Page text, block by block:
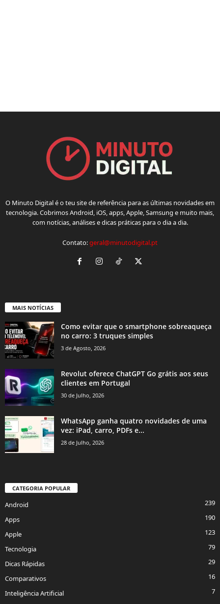
O Minuto Digital é o teu site de referência para as últimas novidades em
tecnologia. Cobrimos Android, iOS, apps, Apple, Samsung e muito mais,
com notícias, análises e dicas práticas para o dia a dia.
Contato:geral@minutodigital.pt
MAIS NOTÍCIAS
Como evitar que o smartphone sobreaqueça
no carro: 3 truques simples
3 de Agosto, 2026
Revolut oferece ChatGPT Go grátis aos seus
clientes em Portugal
30 de Julho, 2026
WhatsApp ganha quatro novidades de uma
vez: iPad, carro, PDFs e...
28 de Julho, 2026
CATEGORIA POPULAR
Android
239
Apps
190
Apple
123
Tecnologia
79
Dicas Rápidas
29
Comparativos
16
Inteligência Artificial
7